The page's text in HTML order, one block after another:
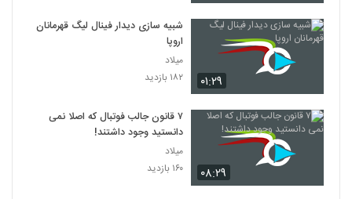
۰۱:۲۹
شبیه سازی دیدار فینال لیگ قهرمانان
اروپا
میلاد
۱۸۲ بازدید
۰۸:۲۹
۷ قانون جالب فوتبال که اصلا نمی
دانستید وجود داشتند!
میلاد
۱۶۰ بازدید